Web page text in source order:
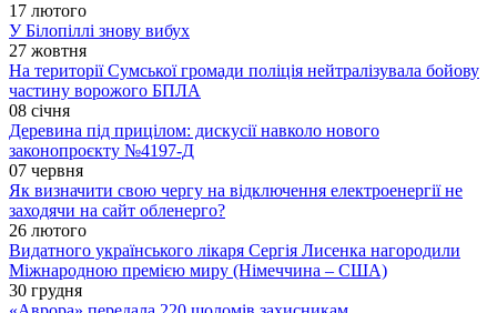
17 лютого
У Білопіллі знову вибух
27 жовтня
На території Сумської громади поліція нейтралізувала бойову
частину ворожого БПЛА
08 січня
Деревина під прицілом: дискусії навколо нового
законопроєкту №4197-Д
07 червня
Як визначити свою чергу на відключення електроенергії не
заходячи на сайт обленерго?
26 лютого
Видатного українського лікаря Сергія Лисенка нагородили
Міжнародною премією миру (Німеччина – США)
30 грудня